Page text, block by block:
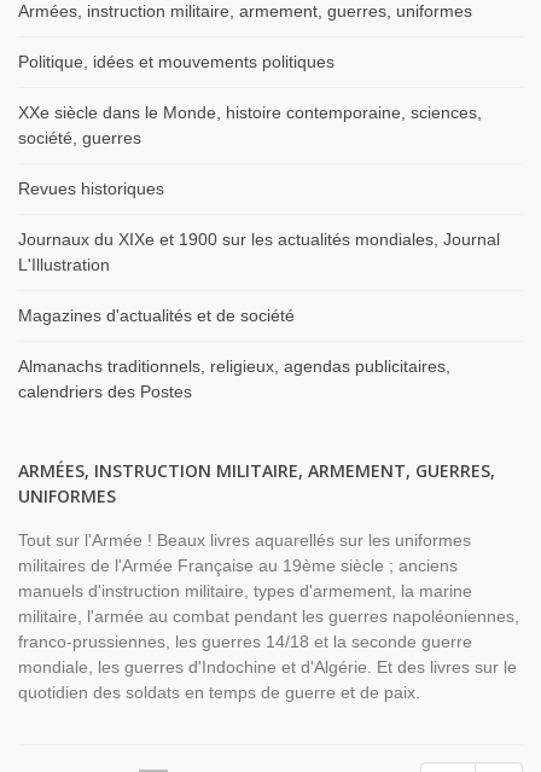
Armées, instruction militaire, armement, guerres, uniformes
Politique, idées et mouvements politiques
XXe siècle dans le Monde, histoire contemporaine, sciences,
société, guerres
Revues historiques
Journaux du XIXe et 1900 sur les actualités mondiales, Journal
L'Illustration
Magazines d'actualités et de société
Almanachs traditionnels, religieux, agendas publicitaires,
calendriers des Postes
ARMÉES, INSTRUCTION MILITAIRE, ARMEMENT, GUERRES,
UNIFORMES
Tout sur l'Armée ! Beaux livres aquarellés sur les uniformes
militaires de l'Armée Française au 19ème siècle ; anciens
manuels d'instruction militaire, types d'armement, la marine
militaire, l'armée au combat pendant les guerres napoléoniennes,
franco-prussiennes, les guerres 14/18 et la seconde guerre
mondiale, les guerres d'Indochine et d'Algérie. Et des livres sur le
quotidien des soldats en temps de guerre et de paix.